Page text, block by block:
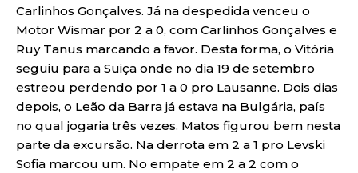
Carlinhos Gonçalves. Já na despedida venceu o
Motor Wismar por 2 a 0, com Carlinhos Gonçalves e
Ruy Tanus marcando a favor. Desta forma, o Vitória
seguiu para a Suiça onde no dia 19 de setembro
estreou perdendo por 1 a 0 pro Lausanne. Dois dias
depois, o Leão da Barra já estava na Bulgária, país
no qual jogaria três vezes. Matos figurou bem nesta
parte da excursão. Na derrota em 2 a 1 pro Levski
Sofia marcou um. No empate em 2 a 2 com o